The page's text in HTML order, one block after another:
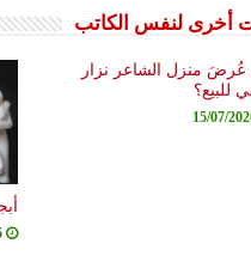
أخرى لنفس الكاتب
منزل الشاعر نزار
للبيع؟
15/07/